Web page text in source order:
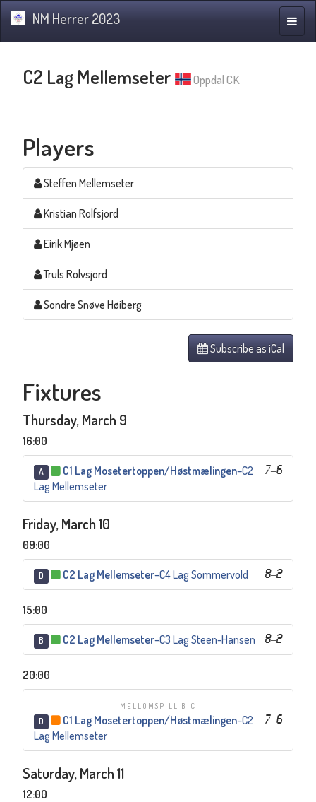
Toggle
NM Herrer 2023
C2 Lag Mellemseter Oppdal CK
Players
Steffen Mellemseter
Kristian Rolfsjord
Eirik Mjøen
Truls Rolvsjord
Sondre Snøve Høiberg
Subscribe as iCal
Fixtures
Thursday, March 9
16:00
A 7–6
C1 Lag Mosetertoppen/Høstmælingen–C2
Lag Mellemseter
Friday, March 10
09:00
D 8–2
C2 Lag Mellemseter–C4 Lag Sommervold
15:00
B 8–2
C2 Lag Mellemseter–C3 Lag Steen-Hansen
20:00
MELLOMSPILL B-C
D 7–6
C1 Lag Mosetertoppen/Høstmælingen–C2
Lag Mellemseter
Saturday, March 11
12:00